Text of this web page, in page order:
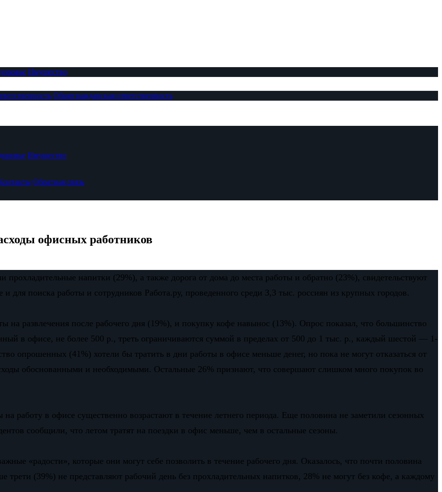
Имущество
Общегражданская ответственность
Имущество
Обратная связь
офисных работников
напитки (29%), а также дорога от дома до места работы и обратно (23%), свидетельствуют
и для поиска работы и сотрудников Работа.ру, проведенного среди 3,3 тыс. россиян из крупных городов.
на развлечения после рабочего дня (19%), и покупку кофе навынос (13%). Опрос показал, что большинство
в офисе, не более 500 р., треть ограничиваются суммой в пределах от 500 до 1 тыс. р., каждый шестой — 1-
опрошенных (41%) хотели бы тратить в дни работы в офисе меньше денег, но пока не могут отказаться от
обоснованными и необходимыми. Остальные 26% признают, что совершают слишком много покупок во
работу в офисе существенно возрастают в течение летнего периода. Еще половина не заметили сезонных
сообщили, что летом тратят на поездки в офис меньше, чем в остальные сезоны.
«радости», которые они могут себе позволить в течение рабочего дня. Оказалось, что почти половина
трети (39%) не представляют рабочий день без прохладительных напитков, 28% не могут без кофе, а каждому